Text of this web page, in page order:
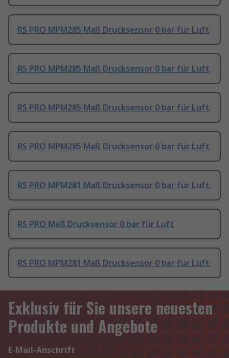
RS PRO MPM285 Maß Drucksensor 0 bar für Luft
RS PRO MPM285 Maß Drucksensor 0 bar für Luft
RS PRO MPM285 Maß Drucksensor 0 bar für Luft
RS PRO MPM285 Maß Drucksensor 0 bar für Luft
RS PRO MPM281 Maß Drucksensor 0 bar für Luft
RS PRO Maß Drucksensor 0 bar für Luft
RS PRO MPM281 Maß Drucksensor 0 bar für Luft
Exklusiv für Sie unsere neuesten
Produkte und Angebote
E-Mail-Anschrift